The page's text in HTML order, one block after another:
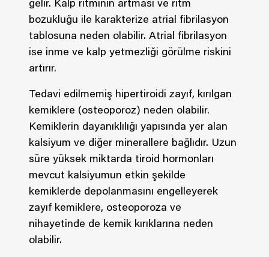
gelir. Kalp ritminin artması ve ritm
bozukluğu ile karakterize atrial fibrilasyon
tablosuna neden olabilir. Atrial fibrilasyon
ise inme ve kalp yetmezliği görülme riskini
artırır.
Tedavi edilmemiş hipertiroidi zayıf, kırılgan
kemiklere (osteoporoz) neden olabilir.
Kemiklerin dayanıklılığı yapısında yer alan
kalsiyum ve diğer minerallere bağlıdır. Uzun
süre yüksek miktarda tiroid hormonları
mevcut kalsiyumun etkin şekilde
kemiklerde depolanmasını engelleyerek
zayıf kemiklere, osteoporoza ve
nihayetinde de kemik kırıklarına neden
olabilir.